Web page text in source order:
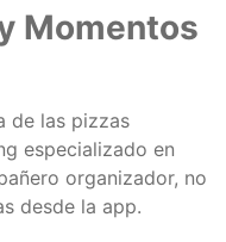
Momentos
de las pizzas
especializado en
organizador, no
desde la app.